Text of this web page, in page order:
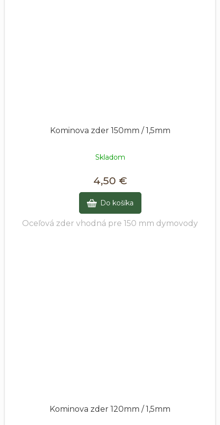
Kominova zder 150mm / 1,5mm
Skladom
4,50 €
Do košíka
Oceľová zder vhodná pre 150 mm dymovody
Kominova zder 120mm / 1,5mm